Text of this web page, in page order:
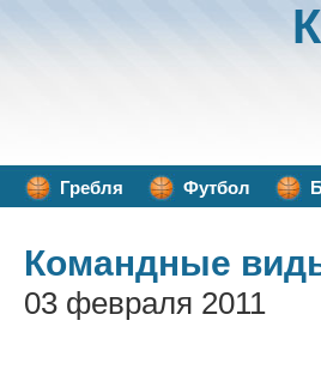
Гребля Футбол
Командные
03 февраля 2011